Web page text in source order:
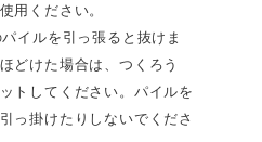
用ください。
イルを引っ張ると抜けま
どけた場合は、つくろう
トしてください。パイルを
っ掛けたりしないでくださ